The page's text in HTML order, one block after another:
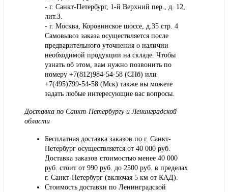
- г. Санкт-Петербург, 1-й Верхний пер., д. 12,
лит.З.
- г. Москва, Коровинское шоссе, д.35 стр. 4
Самовывоз заказа осуществляется после
предварительного уточнения о наличии
необходимой продукции на складе. Чтобы
узнать об этом, вам нужно позвонить по
номеру +7(812)984-54-58 (СПб) или
+7(495)799-54-58 (Мск) также вы можете
задать любые интересующие вас вопросы.
Доставка по Санкт-Петербургу и Ленинградской
области
Бесплатная доставка заказов по г. Санкт-
Петербург осуществляется от 40 000 руб.
Доставка заказов стоимостью менее 40 000
руб. стоит от 990 руб. до 2500 руб. в пределах
г. Санкт-Петербург (включая 5 км от КАД).
Стоимость доставки по Ленинградской